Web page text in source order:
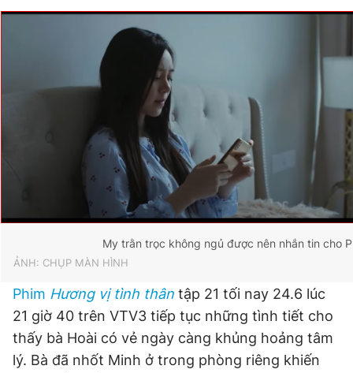
My trằn trọc không ngủ được nên nhắn tin cho
ẢNH: CHỤP MÀN HÌNH
Phim Hương vị tình thân tập 21 tối nay 24.6 lúc
21 giờ 40 trên VTV3 tiếp tục những tình tiết cho
thấy bà Hoài có vẻ ngày càng khủng hoảng tâm
lý. Bà đã nhốt Minh ở trong phòng riêng khiến